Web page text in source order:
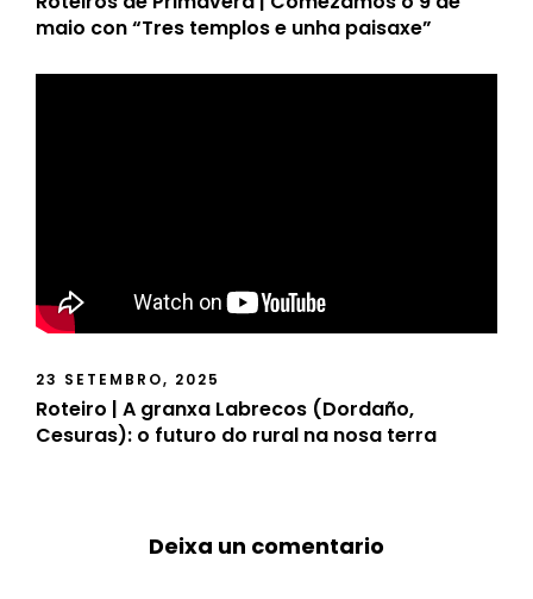
maio con “Tres templos e unha paisaxe”
23 SETEMBRO, 2025
Roteiro | A granxa Labrecos (Dordaño,
Cesuras): o futuro do rural na nosa terra
Deixa un comentario